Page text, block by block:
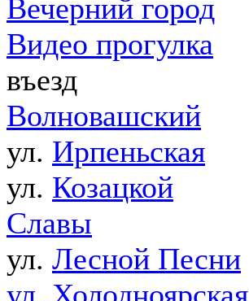
Вечерний город
Видео прогулка
въезд
Волновашский
ул. Ирпеньская
ул. Козацкой
Славы
ул. Лесной Песни